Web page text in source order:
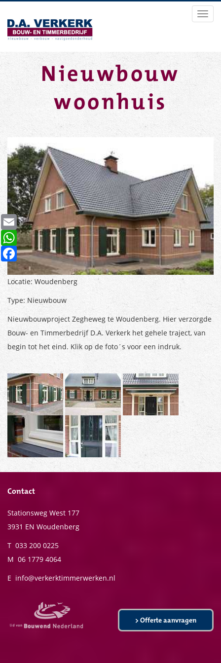
Email
WhatsApp
Facebook
Nieuwbouw
woonhuis
Locatie: Woudenberg
Type: Nieuwbouw
Nieuwbouwproject Zegheweg te Woudenberg. Hier verzorgde
Bouw- en Timmerbedrijf D.A. Verkerk het gehele traject, van
begin tot het eind. Klik op de foto´s voor een indruk.
Contact
Stationsweg West 177
3931 EN Woudenberg
T 033 200 0225
M 06 1779 4064
E info@verkerktimmerwerken.nl
> Offerte aanvragen